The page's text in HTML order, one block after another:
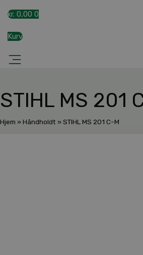
kr. 0,00 0
Kurv
STIHL MS 201
Hjem »Håndholdt »STIHL MS 201 C-M